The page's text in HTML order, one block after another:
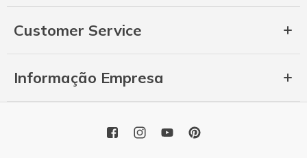
Customer Service
Informação Empresa